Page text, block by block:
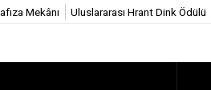
Mekânı Uluslararası Hrant Dink Ödülü